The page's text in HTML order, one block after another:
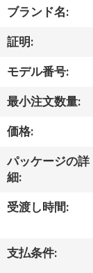
ク
ト
ビ
オ
に
ブランド名:
証明:
モデル番号:
最小注文数量:
価格:
パッケージの詳
細:
受渡し時間:
支払条件: